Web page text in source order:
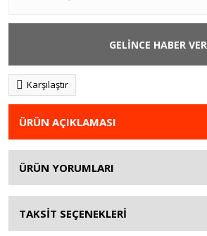
GELİNCE HABER VER
Karşılaştır
ÜRÜN AÇIKLAMASI
ÜRÜN YORUMLARI
TAKSİT SEÇENEKLERİ